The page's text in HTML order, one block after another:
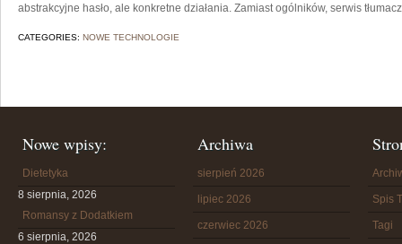
abstrakcyjne hasło, ale konkretne działania. Zamiast ogólników, serwis
CATEGORIES: NOWE TECHNOLOGIE
Nowe wpisy:
Dietetyka
8 sierpnia, 2026
Romansy z Dodatkiem
6 sierpnia, 2026
Archiwa
sierpień 2026
lipiec 2026
czerwiec 2026
Spis
Tagi